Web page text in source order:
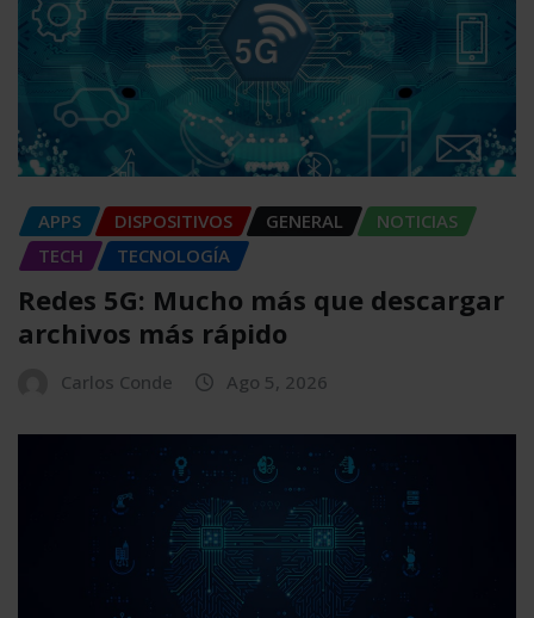
APPS DISPOSITIVOS GENERAL
NOTICIAS
TECH
TECNOLOGÍA
Redes 5G: Mucho más que descargar
archivos más rápido
Carlos Conde Ago 5, 2026